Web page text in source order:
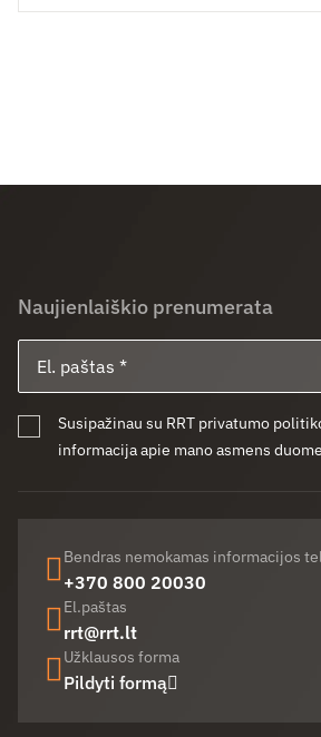
Naujienlaiškio prenumerata
Susipažinau su RRT privatumo
informacija apie mano asmens
Bendras nemokamas informacijos
+370 800 20030
El.paštas
rrt@rrt.lt
Užklausos forma
Pildyti formą